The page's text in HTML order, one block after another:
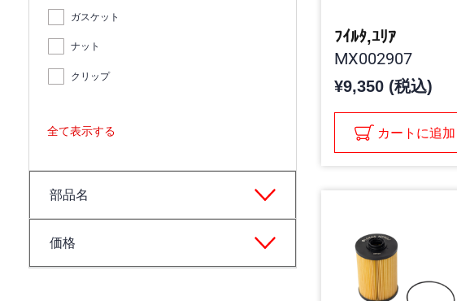
ガスケット
ナット
クリップ
全て表示する
部品名
価格
ﾌｲﾙﾀ,ﾕﾘｱ
MX002907
¥9,350 (税込)
カートに追加